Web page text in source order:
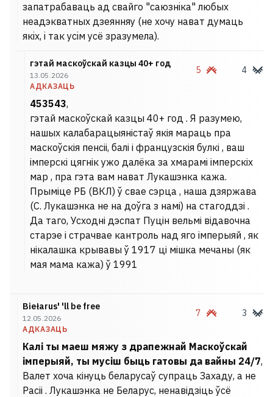
запатрабаваць ад свайго "саюзнiка" любых
неадэкватных дзеянняу (не хочу нават думаць
якiх, i так усiм усё зразумела).
гэтай маскоўскай казцы 40+ год
13.05.2026
АДКАЗАЦЬ
5 4
453543,
гэтай маскоўскай казцы 40+ год . Я разумею,
нашых калабарацыяністаў якія мараць пра
маскоўскія пенсіі, балі і французскія булкі , ваш
імперскі цягнік ужо далёка за хмарамі імперскіх
мар , пра гэта вам нават Лукашэнка кажа.
Прыміце РБ (ВКЛ) ў свае сэрца , наша дзяржава
(С. Лукашэнка не на доўга з намі) на стагоддзі .
Да таго, Усходні дэспат Пуцін вельмі відавочна
старэе і страчвае кантроль над яго імперыяй , як
нікалашка крывавы ў 1917 ці мішка мечаны (як
мая мама кажа) ў 1991
Biełarus' 'll be free
12.05.2026
АДКАЗАЦЬ
7 3
Калі ты маеш мяжу з драпежнай Маскоўскай
імперыяй, ты мусіш быць гатовы да вайны 24/7,
Валет хоча кінуць беларусаў супраць Захаду, а не
Расіі . Лукашэнка не Беларус, ненавідзіць ўсё